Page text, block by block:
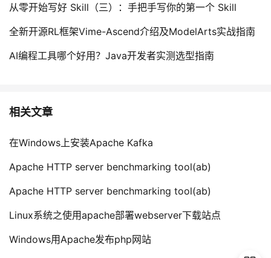
从零开始写好 Skill（三）：手把手写你的第一个 Skill
全新开源RL框架Vime-Ascend介绍及ModelArts实战指南
AI编程工具哪个好用？Java开发者实测选型指南
相关文章
在Windows上安装Apache Kafka
Apache HTTP server benchmarking tool(ab)
Apache HTTP server benchmarking tool(ab)
Linux系统之使用apache部署webserver下载站点
Windows用Apache发布php网站